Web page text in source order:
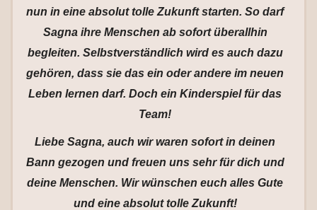
nun in eine absolut tolle Zukunft starten. So darf
Sagna ihre Menschen ab sofort überallhin
begleiten. Selbstverständlich wird es auch dazu
gehören, dass sie das ein oder andere im neuen
Leben lernen darf. Doch ein Kinderspiel für das
Team!
Liebe Sagna, auch wir waren sofort in deinen
Bann gezogen und freuen uns sehr für dich und
deine Menschen. Wir wünschen euch alles Gute
und eine absolut tolle Zukunft!